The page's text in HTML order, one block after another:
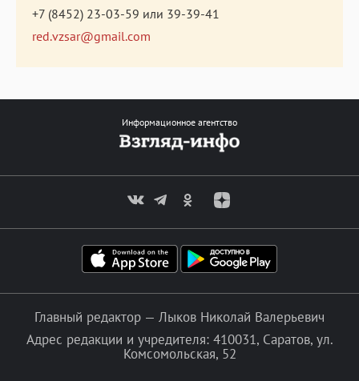
+7 (8452) 23-03-59 или 39-39-41
red.vzsar@gmail.com
Информационное агентство
Главный редактор — Лыков Николай Валерьевич
Адрес редакции и учредителя: 410031, Саратов, ул.
Комсомольская, 52